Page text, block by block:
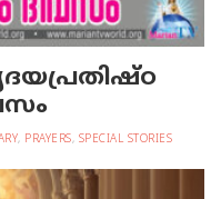
, PRAYERS, SPECIAL STORIES